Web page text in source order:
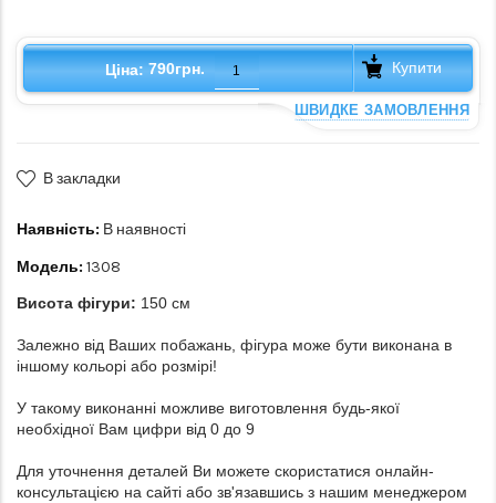
Ціна: 790грн. Купити
ШВИДКЕ ЗАМОВЛЕННЯ
В закладки
Наявність: В наявності
Модель: 1308
Висота фігури: 150 см
Залежно від Ваших побажань, фігура може бути виконана в
іншому кольорі або розмірі!
У такому виконанні можливе виготовлення будь-якої
необхідної Вам цифри від 0 до 9
Для уточнення деталей Ви можете скористатися онлайн-
консультацією на сайті або зв'язавшись з нашим менеджером